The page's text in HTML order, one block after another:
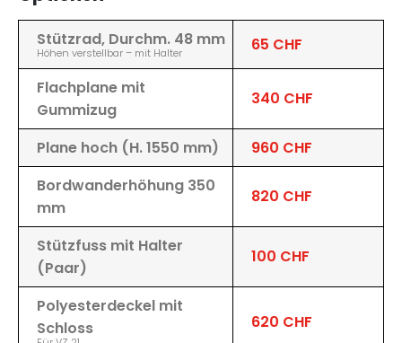
Stützrad, Durchm. 48 mm
Höhen verstellbar – mit Halter 65 CHF
Flachplane mit
Gummizug
340 CHF
Plane hoch (H. 1550 mm)
960 CHF
Bordwanderhöhung 350
mm
820 CHF
Stützfuss mit Halter
(Paar)
100 CHF
Polyesterdeckel mit
Schloss
620 CHF